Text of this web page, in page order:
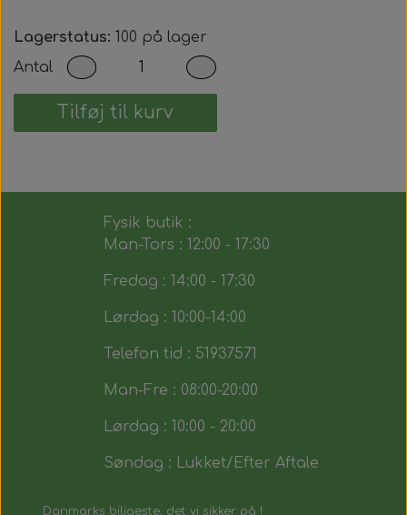
Lagerstatus: 100 på lager
Antal
Tilføj til kurv
Fysik butik :
Man-Tors : 12:00 - 17:30
Fredag : 14:00 - 17:30
Lørdag : 10:00-14:00
Telefon tid : 51937571
Man-Fre : 08:00-20:00
Lørdag : 10:00 - 20:00
Søndag : Lukket/Efter Aftale
Danmarks biligeste, det vi sikker på !